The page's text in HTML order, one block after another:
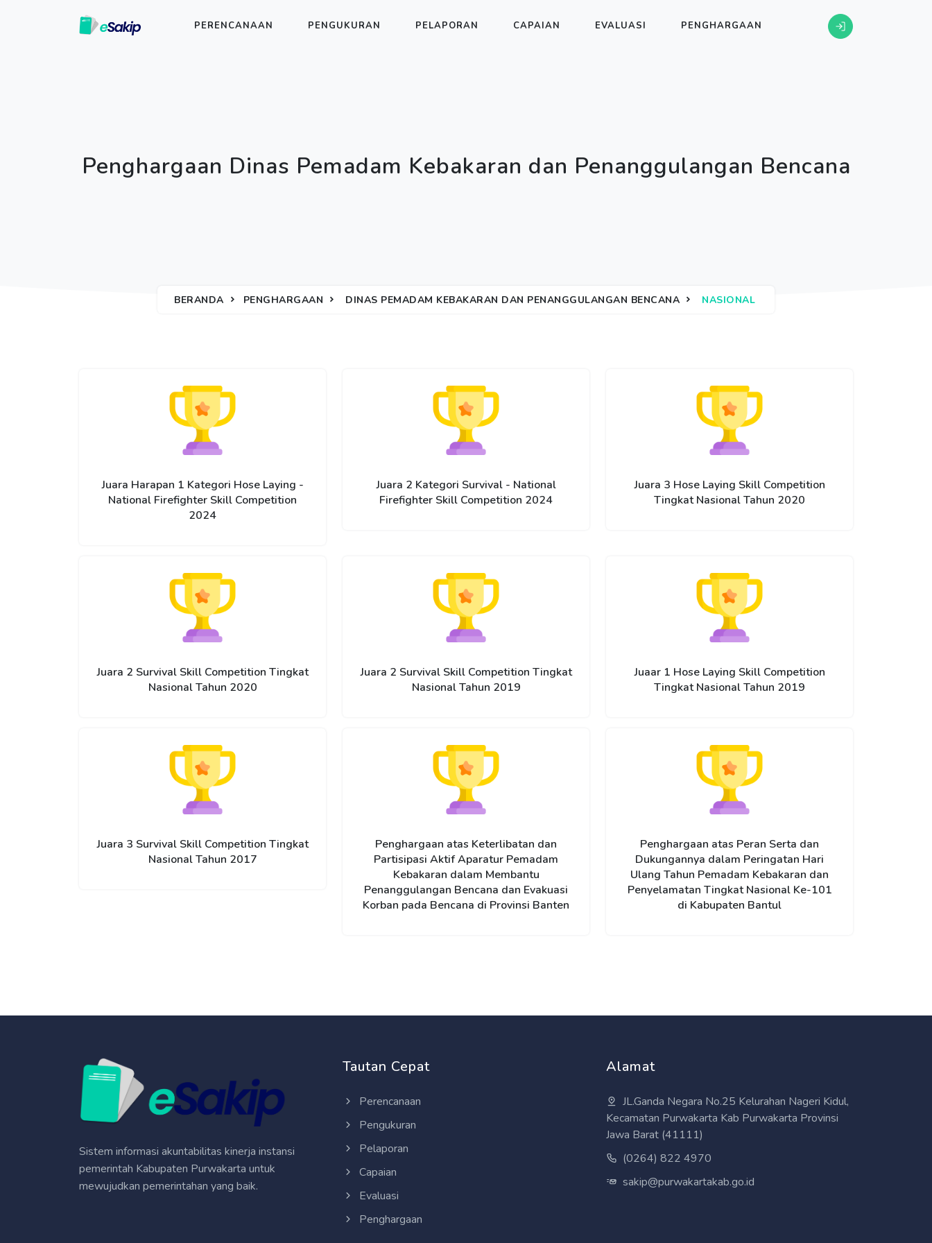
PERENCANAAN PENGUKURAN PELAPORAN CAPAIAN EVALUASI PENGHARGAAN
Penghargaan Dinas Pemadam Kebakaran dan Penanggulangan Bencana
BERANDA PENGHARGAAN DINAS PEMADAM KEBAKARAN DAN PENANGGULANGAN BENCANA NASIONAL
Juara Harapan 1 Kategori Hose Laying -
National Firefighter Skill Competition
2024
Juara 2 Kategori Survival - National
Firefighter Skill Competition 2024
Juara 3 Hose Laying Skill Competition
Tingkat Nasional Tahun 2020
Juara 2 Survival Skill Competition Tingkat
Nasional Tahun 2020
Juara 2 Survival Skill Competition Tingkat
Nasional Tahun 2019
Juaar 1 Hose Laying Skill Competition
Tingkat Nasional Tahun 2019
Juara 3 Survival Skill Competition Tingkat
Nasional Tahun 2017
Penghargaan atas Keterlibatan dan
Partisipasi Aktif Aparatur Pemadam
Kebakaran dalam Membantu
Penanggulangan Bencana dan Evakuasi
Korban pada Bencana di Provinsi Banten
Penghargaan atas Peran Serta dan
Dukungannya dalam Peringatan Hari
Ulang Tahun Pemadam Kebakaran dan
Penyelamatan Tingkat Nasional Ke-101
di Kabupaten Bantul
Sistem informasi akuntabilitas kinerja instansi
pemerintah Kabupaten Purwakarta untuk
mewujudkan pemerintahan yang baik.
Tautan Cepat
Perencanaan
Pengukuran
Pelaporan
Capaian
Evaluasi
Penghargaan
Alamat
JL.Ganda Negara No.25 Kelurahan Nageri Kidul,
Kecamatan Purwakarta Kab Purwakarta Provinsi
Jawa Barat (41111)
(0264) 822 4970
sakip@purwakartakab.go.id